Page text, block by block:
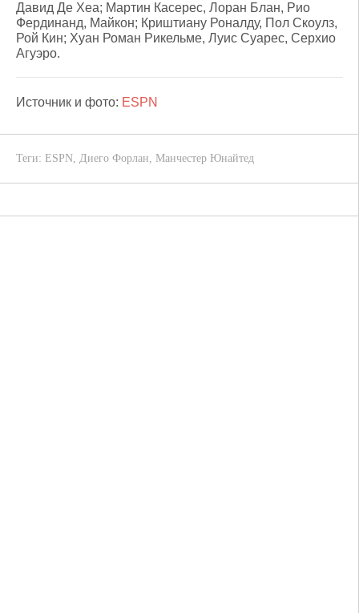
Давид Де Хеа; Мартин Касерес, Лоран Блан, Рио
Фердинанд, Майкон; Криштиану Роналду, Пол Скоулз,
Рой Кин; Хуан Роман Рикельме, Луис Суарес, Серхио
Агуэро.
Источник и фото: ESPN
Теги: ESPN, Диего Форлан, Манчестер Юнайтед